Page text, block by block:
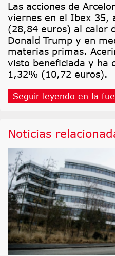
Las acciones de
viernes en el Ibex 35,
(28,84 euros) al calor
Donald Trump y en
materias primas.
visto beneficiada y ha
1,32% (10,72 euros).
Seguir leyendo en la
Noticias